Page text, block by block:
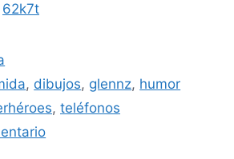
62k7t
, dibujos, glennz, humor
, teléfonos